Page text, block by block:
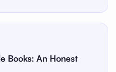
Books: An Honest